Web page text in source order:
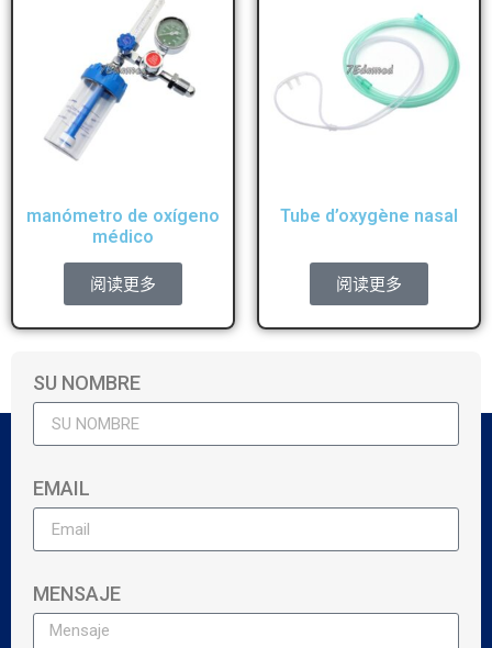
manómetro de oxígeno
médico
阅读更多
Tube d’oxygène nasal
阅读更多
SU NOMBRE
EMAIL
MENSAJE